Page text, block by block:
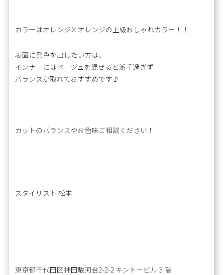
カラーはオレンジ×オレンジの上級おしゃれカラー！！
表面に発色を出したい方は、
インナーにはベージュを混ぜると派手過ぎず
バランスが取れておすすめです♪
カットのバランスやお色味ご相談ください！
スタイリスト 松本
東京都千代田区神田駿河台2-2-2 キントービル３階